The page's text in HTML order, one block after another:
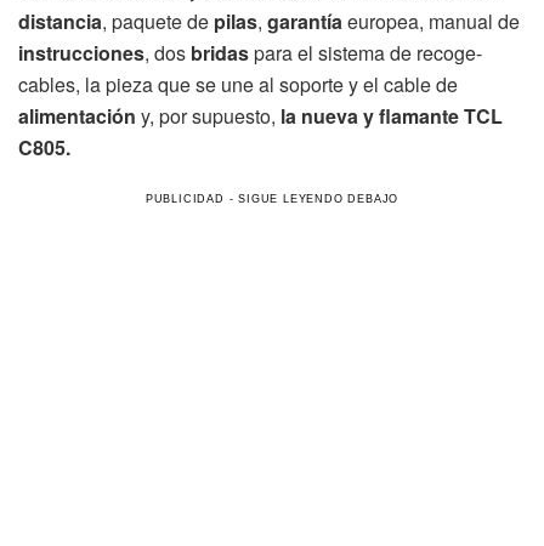
distancia, paquete de pilas, garantía europea, manual de
instrucciones, dos bridaspara el sistema de recoge-
cables, la pieza que se une al soporte y el cable de
alimentación y, por supuesto, la nueva y flamante TCL
C805.